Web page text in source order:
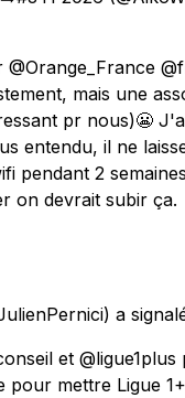
mais une
pr nous)😬
entendu, il ne
pendant 2
on devrait subir ça.
a
et
pour mettre Ligue